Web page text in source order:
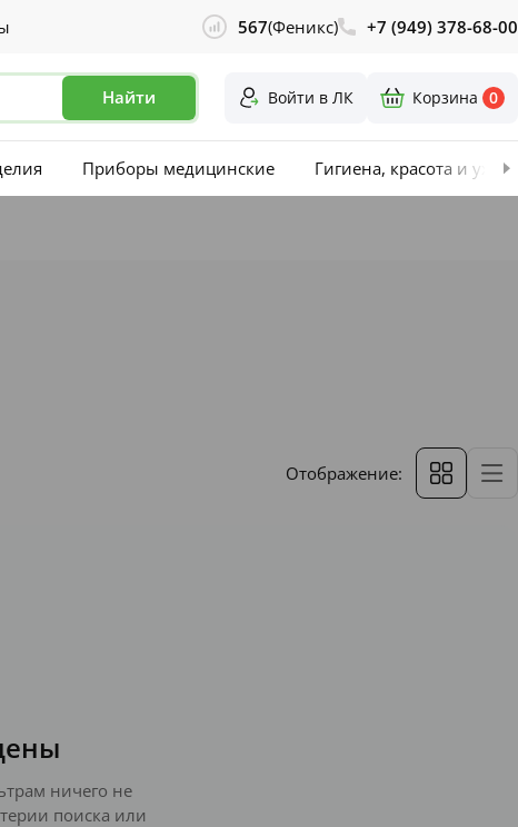
567(Феникс) +7 (949) 378-68-00
Найти Войти в ЛК Корзина 0
Приборы медицинские Гигиена, красота и уход
Отображение:
ничего не
поиска или